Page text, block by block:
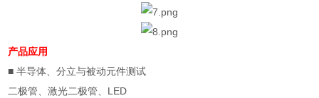
产品应用
■ 半导体、分立与被动元件测试
二极管、激光二极管、 LED